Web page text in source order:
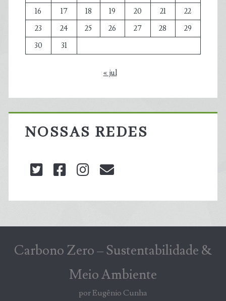
16
17 18 19 20 21
22
23
24 25 26 27 28
29
30
31
« jul
NOSSAS REDES
twitterfacebookinstagram
Carbono Zero – Sustentabilidade &
Meio Ambiente
por Eugênio Cunha